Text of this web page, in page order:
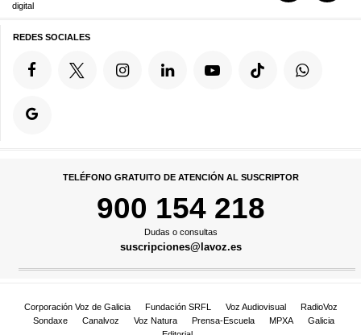
digital
REDES SOCIALES
TELÉFONO GRATUITO DE ATENCIÓN AL SUSCRIPTOR
900 154 218
Dudas o consultas
suscripciones@lavoz.es
Corporación Voz de Galicia Fundación SRFL Voz Audiovisual
RadioVoz
Sondaxe
Canalvoz Voz Natura Prensa-Escuela MPXA
Galicia